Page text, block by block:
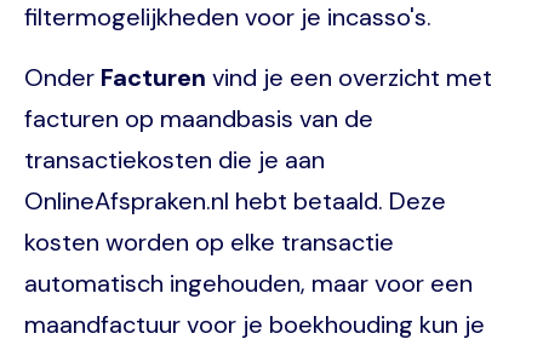
filtermogelijkheden voor je incasso's.
Onder Facturen vind je een overzicht met
facturen op maandbasis van de
transactiekosten die je aan
OnlineAfspraken.nl hebt betaald. Deze
kosten worden op elke transactie
automatisch ingehouden, maar voor een
maandfactuur voor je boekhouding kun je